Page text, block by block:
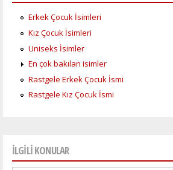
Erkek Çocuk İsimleri
Kız Çocuk İsimleri
Uniseks İsimler
En çok bakılan isimler
Rastgele Erkek Çocuk İsmi
Rastgele Kız Çocuk İsmi
İLGİLİ KONULAR